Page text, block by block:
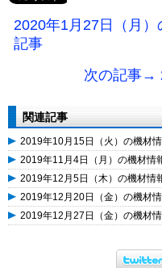
2020年1月27日（月
記事
次の記事→
関連記事
2019年10月15日（火）の機材
2019年11月4日（月）の機材情
2019年12月5日（木）の機材情
2019年12月20日（金）の機材
2019年12月27日（金）の機材